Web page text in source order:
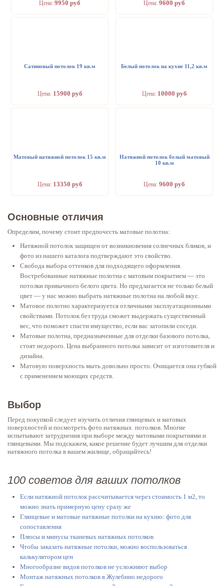
Цена: 9950 руб Цена: 9600 руб
Сатиновый потолок 19 кв.м
Цена: 15900 руб
Белый потолок на кухне 11,2 кв.м
Цена: 10000 руб
Матовый натяжной потолок 15 кв.м
Цена: 13350 руб
Натяжной потолок белый матовый
10 кв.м
Цена: 9600 руб
Основные отличия
Определим, почему стоит предпочесть матовые полотна:
Натяжной потолок защищен от возникновения солнечных бликов, и
фото из нашего каталога подтверждают это свойство.
Свобода выбора оттенков для подходящего оформления.
Востребованные натяжные полотна с матовым покрытием — это
потолки привычного белого цвета. Но предлагается не только белый
цвет — у нас можно выбрать натяжные полотна на любой вкус.
Матовое полотно характеризуется отличными эксплуатационными
свойствами. Потолок без труда сможет выдержать существенный
вес, что поможет спасти имущество, если вас затопили соседи.
Матовые полотна, предназначенные для отделки базового потолка,
стоят недорого. Цена выбранного потолка зависит от изготовителя и
дизайна.
Матовую поверхность мыть довольно просто. Очищается она губкой
с применением моющих средств.
Выбор
Перед покупкой следует изучить отличия глянцевых и матовых
поверхностей и посмотреть фото натяжных потолков. Многие
испытывают затруднения при выборе между матовыми покрытиями и
глянцевыми. Мы подскажем, какое решение будет лучшим для отделки
натяжного потолка в вашем жилище, обращайтесь!
100 советов для ваших потолков
Если натяжной потолок рассчитывается через стоимость 1 м2, то
можно знать примерную цену сразу же
Глянцевые и матовые натяжные потолки на кухню: фото для
сопоставления
Плюсы и минусы тканевых натяжных потолков
Чтобы заказать натяжные потолки, можно воспользоваться
калькулятором цен
Многообразие видов потолков не усложняют выбор
Монтаж натяжных потолков в Жулебино недорого